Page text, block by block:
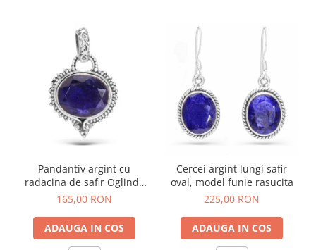
Pandantiv argint cu
radacina de safir Oglinda
Fermecata
165,00 RON
ADAUGA IN COS
Cercei argint lungi safir
oval, model funie rasucita
225,00 RON
ADAUGA IN COS